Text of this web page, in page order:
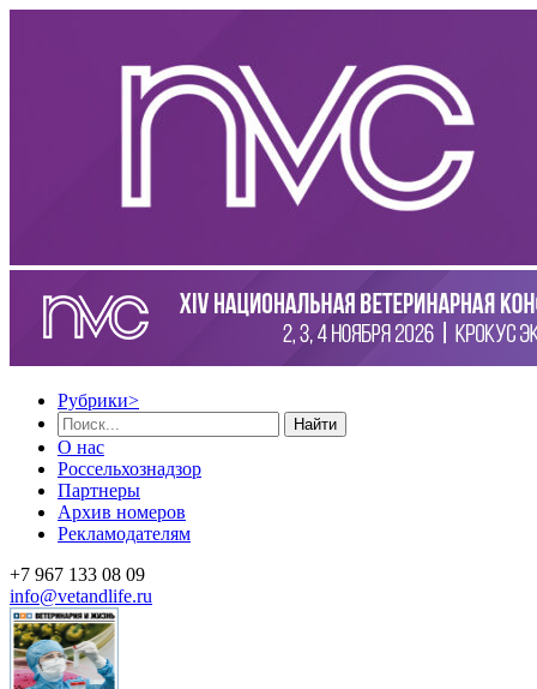
Рубрики>
Найти
О нас
Россельхознадзор
Партнеры
Архив номеров
Рекламодателям
+7 967 133 08 09
info@vetandlife.ru